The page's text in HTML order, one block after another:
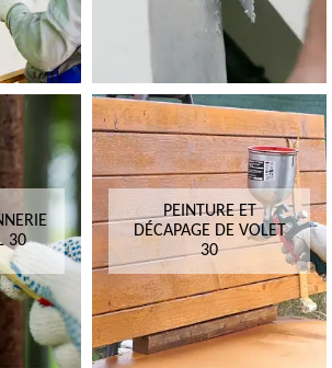
30
PEINTURE ET
DÉCAPAGE DE VOLET
30